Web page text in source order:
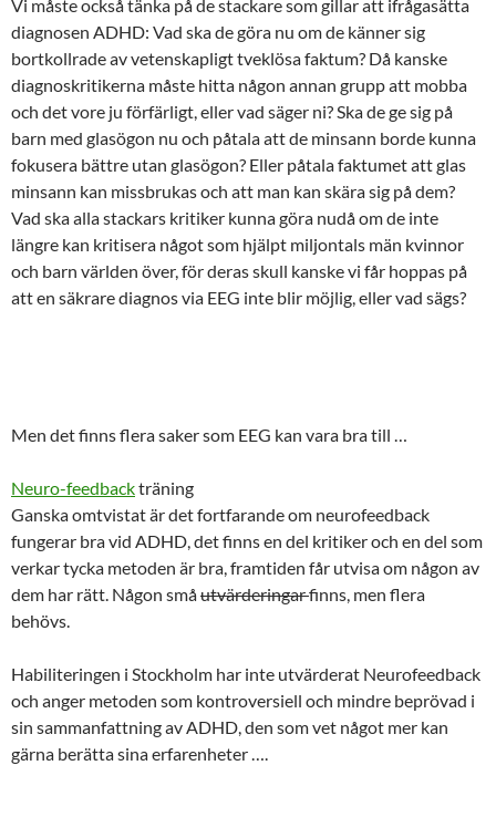
Vi måste också tänka på de stackare som gillar att ifrågasätta
diagnosen ADHD: Vad ska de göra nu om de känner sig
bortkollrade av vetenskapligt tveklösa faktum? Då kanske
diagnoskritikerna måste hitta någon annan grupp att mobba
och det vore ju förfärligt, eller vad säger ni? Ska de ge sig på
barn med glasögon nu och påtala att de minsann borde kunna
fokusera bättre utan glasögon? Eller påtala faktumet att glas
minsann kan missbrukas och att man kan skära sig på dem?
Vad ska alla stackars kritiker kunna göra nudå om de inte
längre kan kritisera något som hjälpt miljontals män kvinnor
och barn världen över, för deras skull kanske vi får hoppas på
att en säkrare diagnos via EEG inte blir möjlig, eller vad sägs?
Men det finns flera saker som EEG kan vara bra till …
Neuro-feedbackträning
Ganska omtvistat är det fortfarande om neurofeedback
fungerar bra vid ADHD, det finns en del kritiker och en del som
verkar tycka metoden är bra, framtiden får utvisa om någon av
dem har rätt. Någon småutvärderingarfinns, men flera
behövs.
Habiliteringen i Stockholm har inte utvärderat Neurofeedback
och anger metoden som kontroversiell och mindre beprövad i
sin sammanfattning av ADHD, den som vet något mer kan
gärna berätta sina erfarenheter ….